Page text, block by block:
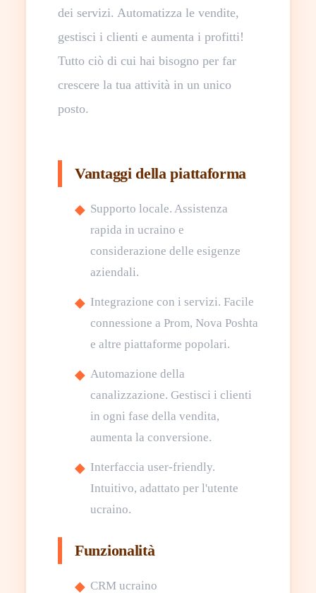
dei servizi. Automatizza le vendite,
gestisci i clienti e aumenta i profitti!
Tutto ciò di cui hai bisogno per far
crescere la tua attività in un unico
posto.
Vantaggi della piattaforma
Supporto locale. Assistenza
rapida in ucraino e
considerazione delle esigenze
aziendali.
Integrazione con i servizi. Facile
connessione a Prom, Nova Poshta
e altre piattaforme popolari.
Automazione della
canalizzazione. Gestisci i clienti
in ogni fase della vendita,
aumenta la conversione.
Interfaccia user-friendly.
Intuitivo, adattato per l'utente
ucraino.
Funzionalità
CRM ucraino